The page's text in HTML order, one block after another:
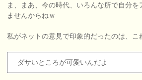
ま、まあ、今の時代、いろんな所で自分
ませんからねｗ
私がネットの意見で印象的だったのは、こ
ダサいところが可愛いんだよ